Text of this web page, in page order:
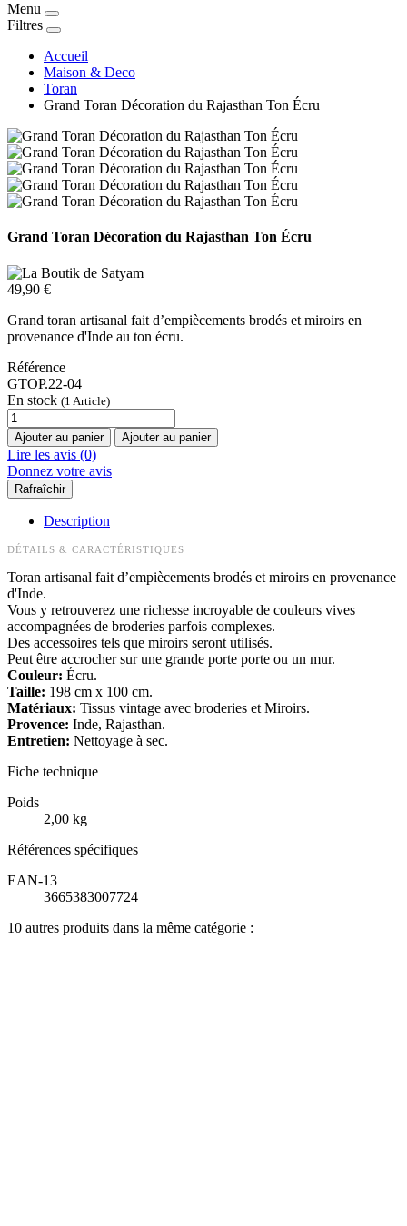
Menu
Filtres
Accueil
Maison & Deco
Toran
Grand Toran Décoration du Rajasthan Ton Écru
Grand Toran Décoration du Rajasthan Ton Écru
49,90 €
Grand toran artisanal fait d’empiècements brodés et miroirs en
provenance d'Inde au ton écru.
Référence
GTOP.22-04
En stock (1 Article)
Ajouter au panier Ajouter au panier
Lire les avis (0)
Donnez votre avis
Description
DÉTAILS & CARACTÉRISTIQUES
Toran artisanal fait d’empiècements brodés et miroirs en provenance
d'Inde.
Vous y retrouverez une richesse incroyable de couleurs vives
accompagnées de broderies parfois complexes.
Des accessoires tels que miroirs seront utilisés.
Peut être accrocher sur une grande porte porte ou un mur.
Couleur: Écru.
Taille: 198 cm x 100 cm.
Matériaux: Tissus vintage avec broderies et Miroirs.
Provence: Inde, Rajasthan.
Entretien: Nettoyage à sec.
Fiche technique
Poids
2,00 kg
Références spécifiques
EAN-13
3665383007724
10 autres produits dans la même catégorie :